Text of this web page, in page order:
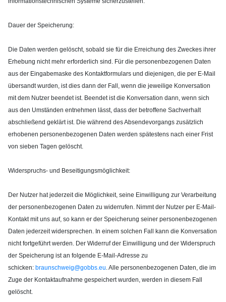
Dauer der Speicherung:
Die Daten werden gelöscht, sobald sie für die Erreichung des Zweckes ihrer
Erhebung nicht mehr erforderlich sind. Für die personenbezogenen Daten
aus der Eingabemaske des Kontaktformulars und diejenigen, die per E-Mail
übersandt wurden, ist dies dann der Fall, wenn die jeweilige Konversation
mit dem Nutzer beendet ist. Beendet ist die Konversation dann, wenn sich
aus den Umständen entnehmen lässt, dass der betroffene Sachverhalt
abschließend geklärt ist. Die während des Absendevorgangs zusätzlich
erhobenen personenbezogenen Daten werden spätestens nach einer Frist
von sieben Tagen gelöscht.
Widerspruchs- und Beseitigungsmöglichkeit:
Der Nutzer hat jederzeit die Möglichkeit, seine Einwilligung zur Verarbeitung
der personenbezogenen Daten zu widerrufen. Nimmt der Nutzer per E-Mail-
Kontakt mit uns auf, so kann er der Speicherung seiner personenbezogenen
Daten jederzeit widersprechen. In einem solchen Fall kann die Konversation
nicht fortgeführt werden. Der Widerruf der Einwilligung und der Widerspruch
der Speicherung ist an folgende E-Mail-Adresse zu
schicken: braunschweig@gobbs.eu. Alle personenbezogenen Daten, die im
Zuge der Kontaktaufnahme gespeichert wurden, werden in diesem Fall
gelöscht.